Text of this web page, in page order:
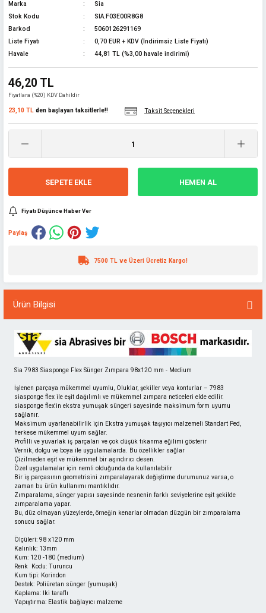
Marka
Sia
Stok Kodu
SIA.F03E00R8G8
Barkod
5060126291169
Liste Fiyatı
0,70 EUR + KDV (İndirimsiz Liste Fiyatı)
Havale
44,81 TL (%3,00 havale indirimi)
46,20 TL
Fiyatlara (%20) KDV Dahildir
23,10 TL den başlayan taksitlerle!! Taksit Seçenekleri
SEPETE EKLE HEMEN AL
Fiyatı Düşünce Haber Ver
Paylaş
7500 TL ve Üzeri Ücretiz Kargo!
Ürün Bilgisi
Sia 7983 Siasponge Flex Sünger Zımpara 98x120 mm - Medium
İşlenen parçaya mükemmel uyumlu, Oluklar, şekiller veya konturlar – 7983
siasponge flex ile eşit dağılımlı ve mükemmel zımpara neticeleri elde edilir.
siasponge flex'in ekstra yumuşak süngeri sayesinde maksimum form uyumu
sağlanır.
Maksimum uyarlanabilirlik için Ekstra yumuşak taşıyıcı malzemeli Standart Ped,
herkese mükemmel uyum sağlar.
Profilli ve yuvarlak iş parçaları ve çok düşük tıkanma eğilimi gösterir
Vernik, dolgu ve boya ile uygulamalarda. Bu özellikler sağlar
Çizilmeden eşit ve mükemmel bir aşındırıcı desen.
Özel uygulamalar için nemli olduğunda da kullanılabilir
Bir iş parçasının geometrisini zımparalayarak değiştirme durumunuz varsa, o
zaman bu ürün kullanımı mantıklıdır.
Zımparalama, sünger yapısı sayesinde nesnenin farklı seviyelerine eşit şekilde
zımparalama yapar.
Bu, düz olmayan yüzeylerde, örneğin kenarlar olmadan düzgün bir zımparalama
sonucu sağlar.
Ölçüleri: 98 x120 mm
Kalınlık: 13mm
Kum: 120 -180 (medium)
Renk Kodu: Turuncu
Kum tipi: Korindon
Destek: Poliüretan sünger (yumuşak)
Kaplama: İki taraflı
Yapıştırma: Elastik bağlayıcı malzeme